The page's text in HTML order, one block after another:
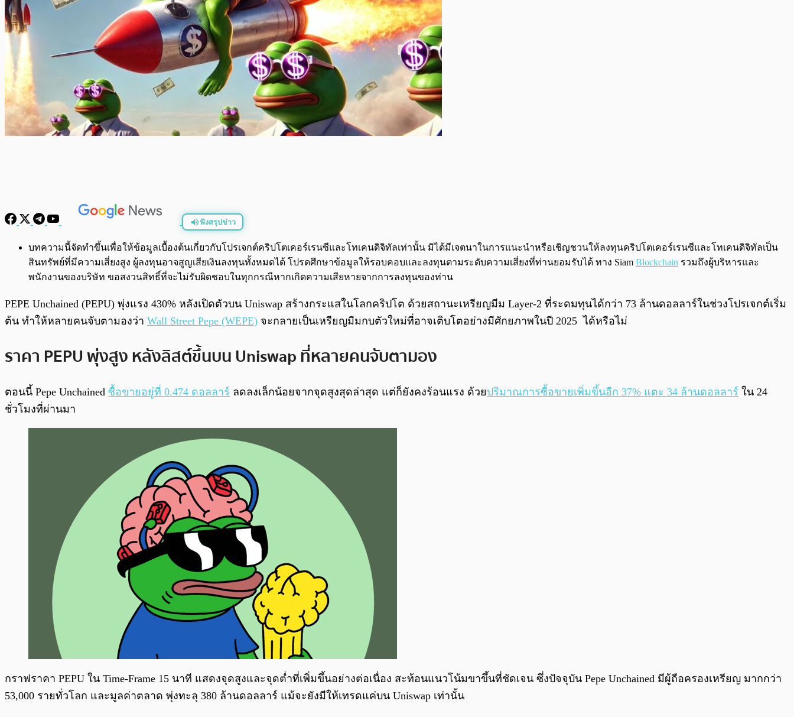
ฟังสรุปข่าว
พร้อมเล่น 0:00/0:00
บทความนี้จัดทำขึ้นเพื่อให้ข้อมูลเบื้องต้นเกี่ยวกับโปรเจกต์คริปโตเคอร์เรนซีและโทเคนดิจิทัลเท่านั้น มิได้มีเจตนาในการแนะนำหรือเชิญชวนให้ลงทุนคริปโตเคอร์เรนซีและโทเคนดิจิทัลเป็น
สินทรัพย์ที่มีความเสี่ยงสูง ผู้ลงทุนอาจสูญเสียเงินลงทุนทั้งหมดได้ โปรดศึกษาข้อมูลให้รอบคอบและลงทุนตามระดับความเสี่ยงที่ท่านยอมรับได้ ทาง Siam Blockchain รวมถึงผู้บริหารและ
พนักงานของบริษัท ขอสงวนสิทธิ์ที่จะไม่รับผิดชอบในทุกกรณีหากเกิดความเสียหายจากการลงทุนของท่าน
PEPE Unchained (PEPU) พุ่งแรง 430% หลังเปิดตัวบน Uniswap สร้างกระแสในโลกคริปโต ด้วยสถานะเหรียญมีม Layer-2 ที่ระดมทุนได้กว่า 73 ล้านดอลลาร์ในช่วงโปรเจกต์เริ่ม
ต้น ทำให้หลายคนจับตามองว่า Wall Street Pepe (WEPE) จะกลายเป็นเหรียญมีมกบตัวใหม่ที่อาจเติบโตอย่างมีศักยภาพในปี 2025 ได้หรือไม่
ราคา PEPU พุ่งสูง หลังลิสต์ขึ้นบน Uniswap ที่หลายคนจับตามอง
ตอนนี้ Pepe Unchained ซื้อขายอยู่ที่ 0.474 ดอลลาร์ ลดลงเล็กน้อยจากจุดสูงสุดล่าสุด แต่ก็ยังคงร้อนแรง ด้วยปริมาณการซื้อขายเพิ่มขึ้นอีก 37% แตะ 34 ล้านดอลลาร์ ใน 24
ชั่วโมงที่ผ่านมา
กราฟราคา PEPU ใน Time-Frame 15 นาที แสดงจุดสูงและจุดต่ำที่เพิ่มขึ้นอย่างต่อเนื่อง สะท้อนแนวโน้มขาขึ้นที่ชัดเจน ซึ่งปัจจุบัน Pepe Unchained มีผู้ถือครองเหรียญ มากกว่า
53,000 รายทั่วโลก และมูลค่าตลาด พุ่งทะลุ 380 ล้านดอลลาร์ แม้จะยังมีให้เทรดแค่บน Uniswap เท่านั้น